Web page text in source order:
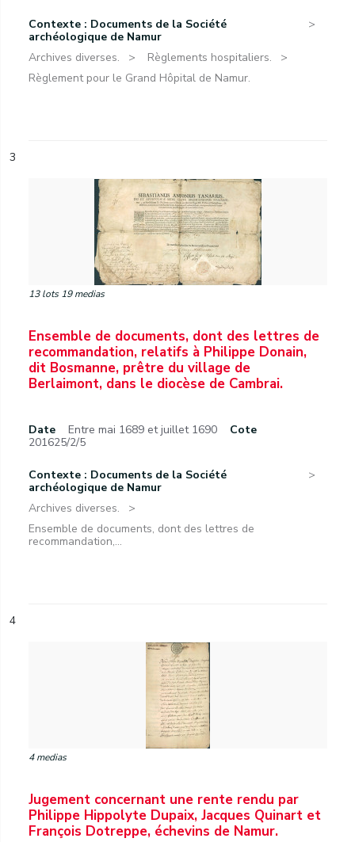
Contexte : Documents de la Société
archéologique de Namur
Archives diverses.
Règlements hospitaliers.
Règlement pour le Grand Hôpital de Namur.
3
13 lots 19 medias
Ensemble de documents, dont des lettres de
recommandation, relatifs à Philippe Donain,
dit Bosmanne, prêtre du village de
Berlaimont, dans le diocèse de Cambrai.
Date Entre mai 1689 et juillet 1690
Cote
201625/2/5
Contexte : Documents de la Société
archéologique de Namur
Archives diverses.
Ensemble de documents, dont des lettres de
recommandation,...
4
4 medias
Jugement concernant une rente rendu par
Philippe Hippolyte Dupaix, Jacques Quinart et
François Dotreppe, échevins de Namur.